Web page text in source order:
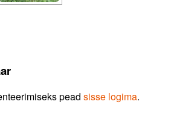
pead sisse logima.